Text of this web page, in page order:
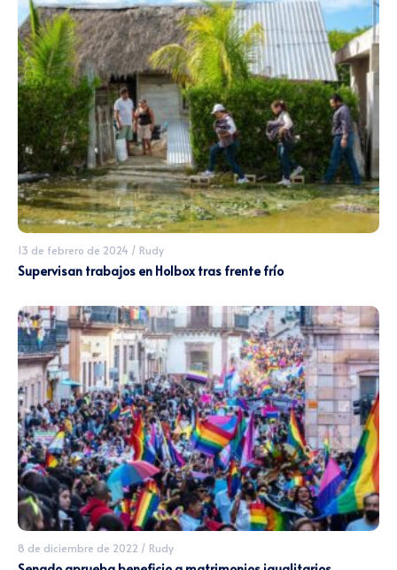
13 de febrero de 2024 / Rudy
Supervisan trabajos en Holbox tras frente frío
8 de diciembre de 2022 / Rudy